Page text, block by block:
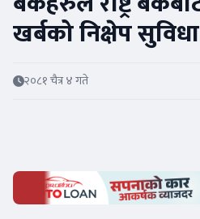
खर्बको निक्षेप सुविधा
२०८१ चैत्र ४ गते